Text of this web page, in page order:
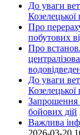
До уваги
Козелецької
Про
побутових
Про
До уваги
Козелецької
Запрошення
бойових дій
Важлива
2026-03-20